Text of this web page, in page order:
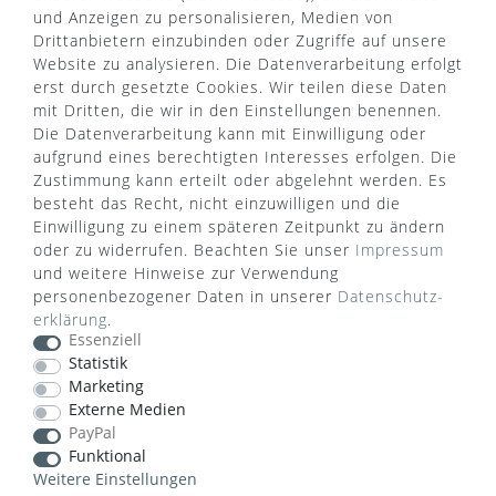
WUSSTEN SIE SCHON?
Das Käufersiegel des Händlerbunds garantiert Ihnen
100%.-ige Zahlungssicherheit, größtmöglichen
Datenschutz und Geld-zurück-Garantie bei Nicht-
oder Falschlieferung.
und Anzeigen zu personalisieren, Medien von
Drittanbietern einzubinden oder Zugriffe auf unsere
Website zu analysieren. Die Datenverarbeitung erfolgt
erst durch gesetzte Cookies. Wir teilen diese Daten
mit Dritten, die wir in den Einstellungen benennen.
Die Datenverarbeitung kann mit Einwilligung oder
aufgrund eines berechtigten Interesses erfolgen. Die
Zustimmung kann erteilt oder abgelehnt werden. Es
besteht das Recht, nicht einzuwilligen und die
Einwilligung zu einem späteren Zeitpunkt zu ändern
oder zu widerrufen. Beachten Sie unser Impressum
und weitere Hinweise zur Verwendung
personenbezogener Daten in unserer Daten­schutz­
erklärung.
Essenziell
Statistik
Marketing
Externe Medien
PayPal
Funktional
Weitere Einstellungen